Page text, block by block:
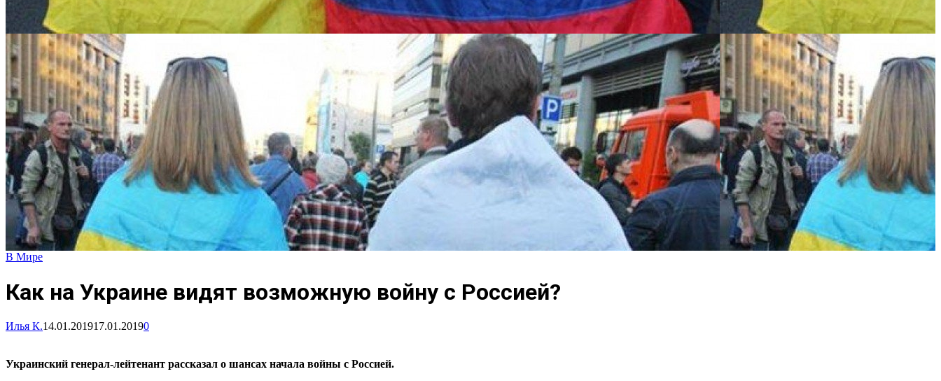
В Мире
Как на Украине видят возможную войну с Россией?
Илья К.14.01.201917.01.20190
Украинский генерал-лейтенант рассказал о шансах начала войны с Россией.